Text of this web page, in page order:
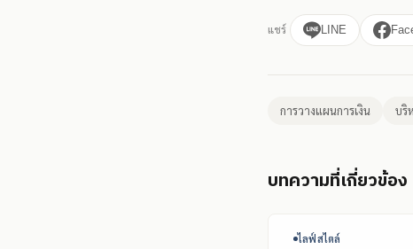
แชร์ LINE
การวางแผนการเงิน บริ
บทความที่เกี่ยวข้อง
ไลฟ์สไตล์